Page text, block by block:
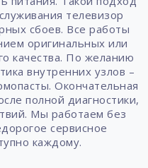
телевизор
сбоев. Все работы
оригинальных или
качества. По желанию
внутренних узлов –
Окончательная
полной диагностики,
Мы работаем без
сервисное
каждому.